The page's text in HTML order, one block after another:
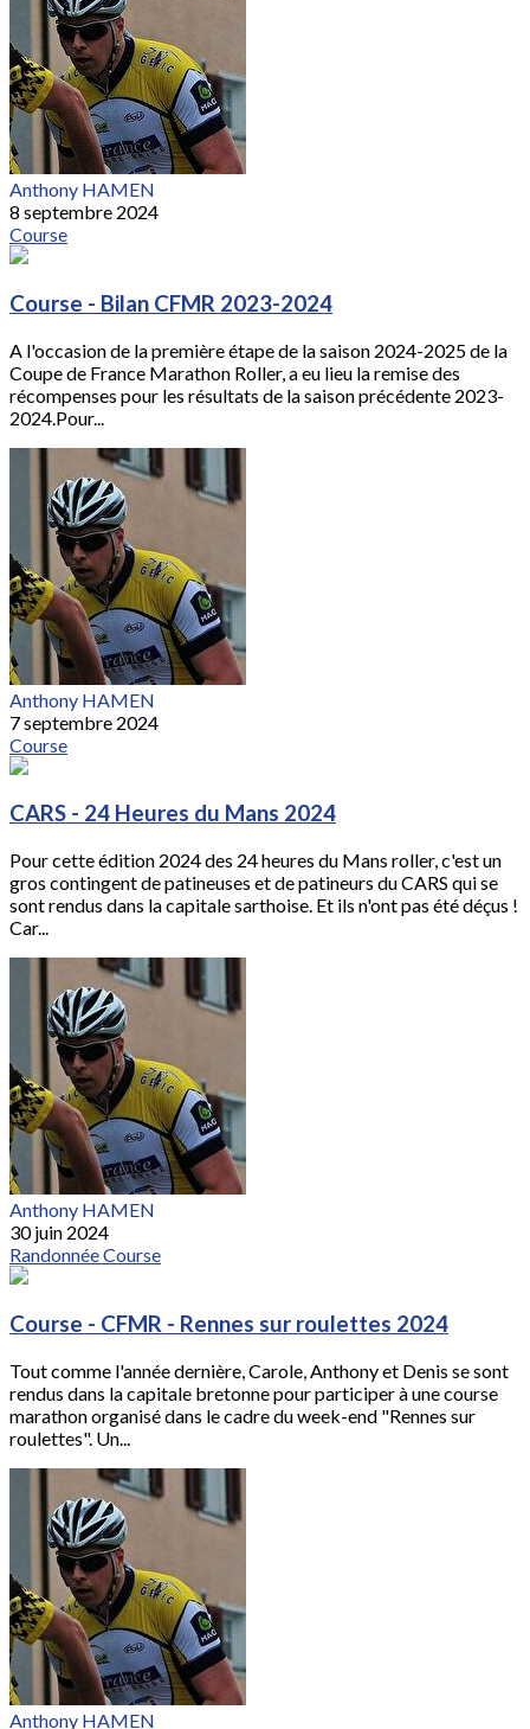
Anthony HAMEN
8 septembre 2024
Course
Course - Bilan CFMR 2023-2024
A l'occasion de la première étape de la saison 2024-2025 de la
Coupe de France Marathon Roller, a eu lieu la remise des
récompenses pour les résultats de la saison précédente 2023-
2024.Pour...
Anthony HAMEN
7 septembre 2024
Course
CARS - 24 Heures du Mans 2024
Pour cette édition 2024 des 24 heures du Mans roller, c'est un
gros contingent de patineuses et de patineurs du CARS qui se
sont rendus dans la capitale sarthoise. Et ils n'ont pas été déçus !
Car...
Anthony HAMEN
30 juin 2024
RandonnéeCourse
Course - CFMR - Rennes sur roulettes 2024
Tout comme l'année dernière, Carole, Anthony et Denis se sont
rendus dans la capitale bretonne pour participer à une course
marathon organisé dans le cadre du week-end "Rennes sur
roulettes". Un...
Anthony HAMEN